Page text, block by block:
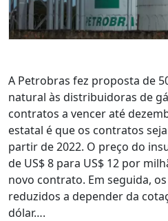
A Petrobras fez proposta de
natural às distribuidoras de
contratos a vencer até
estatal é que os contratos
partir de 2022. O preço do
de US$ 8 para US$ 12 por
novo contrato. Em seguida,
reduzidos a depender da
dólar….